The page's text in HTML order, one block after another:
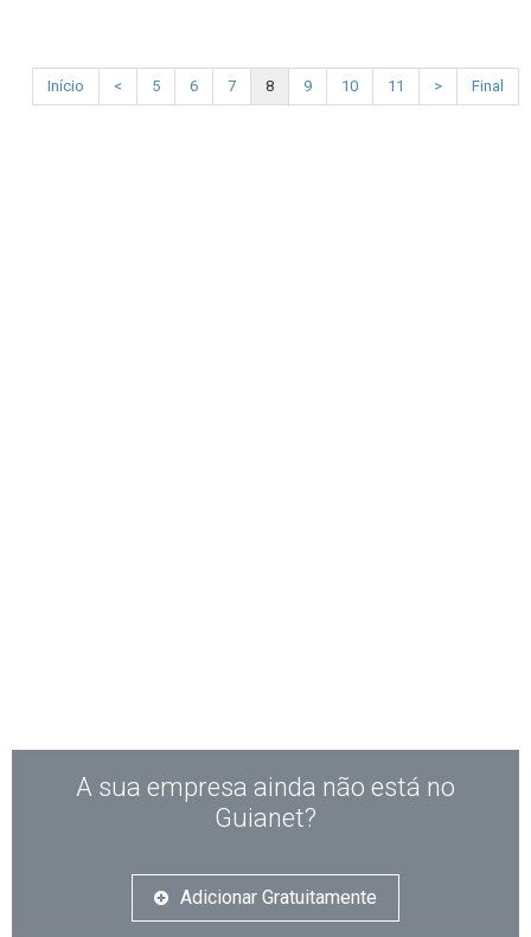
Início < 5 6 7 8 9 10 11 > Final
A sua empresa ainda não está no
Guianet?
Adicionar Gratuitamente